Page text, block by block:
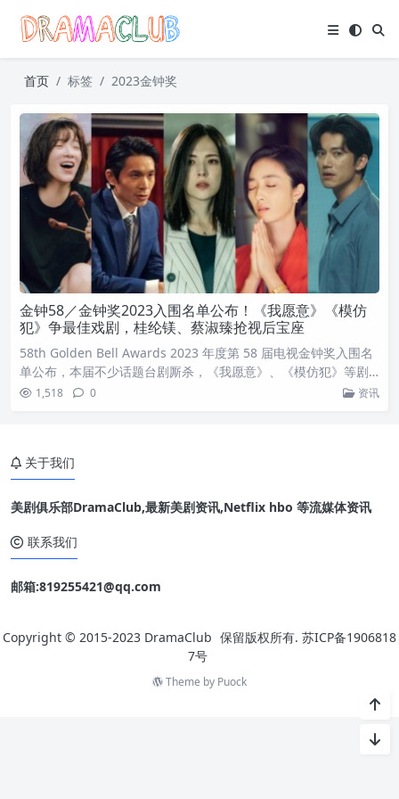
首页 标签 2023金钟奖
金钟58／金钟奖2023入围名单公布！《我愿意》《模仿
犯》争最佳戏剧，桂纶镁、蔡淑臻抢视后宝座
58th Golden Bell Awards 2023 年度第 58 届电视金钟奖入围名
单公布，本届不少话题台剧厮杀，《我愿意》、《模仿犯》等剧
将角逐最佳最佳戏剧节目奖，而视帝、视后则将在吴慷仁、姚淳
我愿意
村里来了个暴走女外科
模仿犯【最佳戏剧节目导演奖】李岳峰、张志鸿／牛车来去
1,518 0 资讯
关于我们
美剧俱乐部DramaClub,最新美剧资讯,Netflix hbo 等流媒体资讯
联系我们
邮箱:819255421@qq.com
Copyright © 2015-2023 DramaClub 保留版权所有. 苏ICP备1906818
7号
Theme by Puock